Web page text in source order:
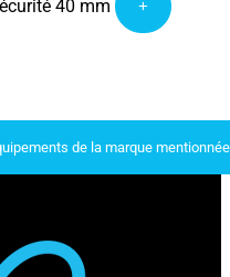
40 mm +
de la marque